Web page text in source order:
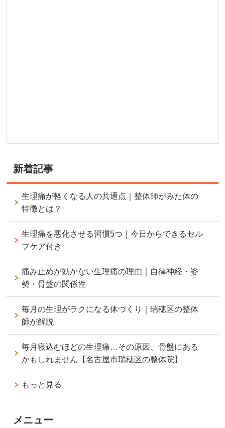
新着記事
生理痛が軽くなる人の共通点｜整体師がみた体の
特徴とは？
生理痛を悪化させる習慣5つ｜今日からできるセル
フケア付き
痛み止めが効かない生理痛の理由｜自律神経・姿
勢・骨盤の関係性
毎月の生理がラクになる体づくり｜瑞穂区の整体
師が解説
毎月寝込むほどの生理痛…その原因、骨盤にある
かもしれません【名古屋市瑞穂区の整体院】
もっと見る
メニュー